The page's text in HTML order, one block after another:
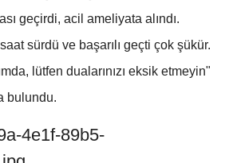
geçirdi, acil ameliyata alındı.
sürdü ve başarılı geçti çok şükür.
lütfen dualarınızı eksik etmeyin"
bulundu.